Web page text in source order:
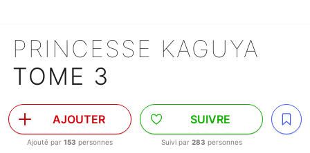
PRINCESSE KAGUYA
TOME 3
AJOUTER
Ajouté par 153 personnes
SUIVRE
Suivi par 283 personnes